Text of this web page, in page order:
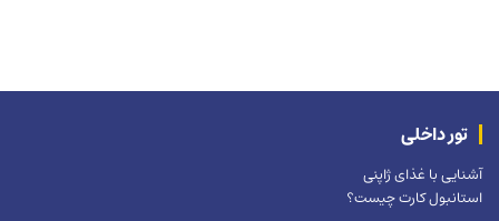
تور داخلی
آشنایی با غذای ژاپنی
استانبول کارت چیست؟